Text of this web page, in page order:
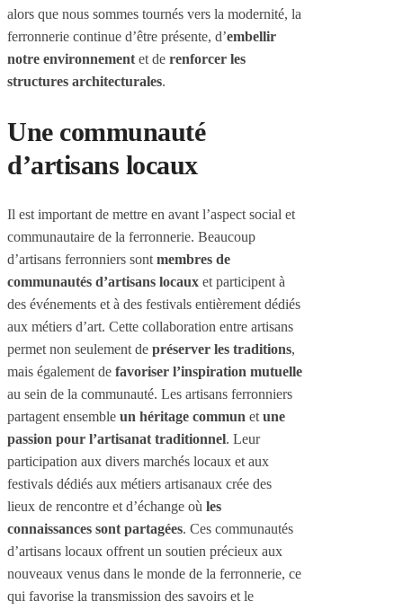
alors que nous sommes tournés vers la modernité, la
ferronnerie continue d’être présente, d’embellir
notre environnement et de renforcer les
structures architecturales.
Une communauté
d’artisans locaux
Il est important de mettre en avant l’aspect social et
communautaire de la ferronnerie. Beaucoup
d’artisans ferronniers sontmembres de
communautés d’artisans locaux et participent à
des événements et à des festivals entièrement dédiés
aux métiers d’art. Cette collaboration entre artisans
permet non seulement de préserver les traditions,
mais également de favoriser l’inspiration mutuelle
au sein de la communauté. Les artisans ferronniers
partagent ensemble un héritage commun etune
passion pour l’artisanat traditionnel. Leur
participation aux divers marchés locaux et aux
festivals dédiés aux métiers artisanaux crée des
lieux de rencontre et d’échange où les
connaissances sont partagées. Ces communautés
d’artisans locaux offrent un soutien précieux aux
nouveaux venus dans le monde de la ferronnerie, ce
qui favorise la transmission des savoirs et le